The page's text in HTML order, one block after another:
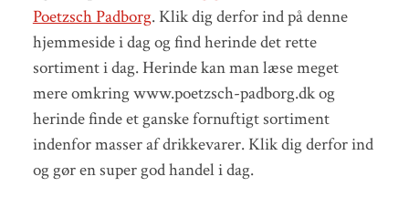
Poetzsch Padborg. Klik dig derfor ind på denne
hjemmeside i dag og find herinde det rette
sortiment i dag. Herinde kan man læse meget
mere omkring www.poetzsch-padborg.dk og
herinde finde et ganske fornuftigt sortiment
indenfor masser af drikkevarer. Klik dig derfor ind
og gør en super god handel i dag.